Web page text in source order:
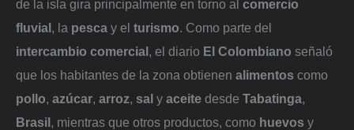
de la isla gira principalmente en torno al comercio
fluvial, la pesca y el turismo. Como parte del
intercambio comercial, el diario El Colombiano señaló
que los habitantes de la zona obtienen alimentos como
pollo, azúcar, arroz, sal y aceite desde Tabatinga,
Brasil, mientras que otros productos, como huevos y